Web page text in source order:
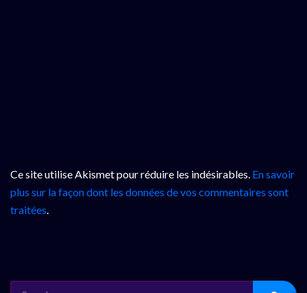
Ce site utilise Akismet pour réduire les indésirables. En savoir
plus sur la façon dont les données de vos commentaires sont
traitées.